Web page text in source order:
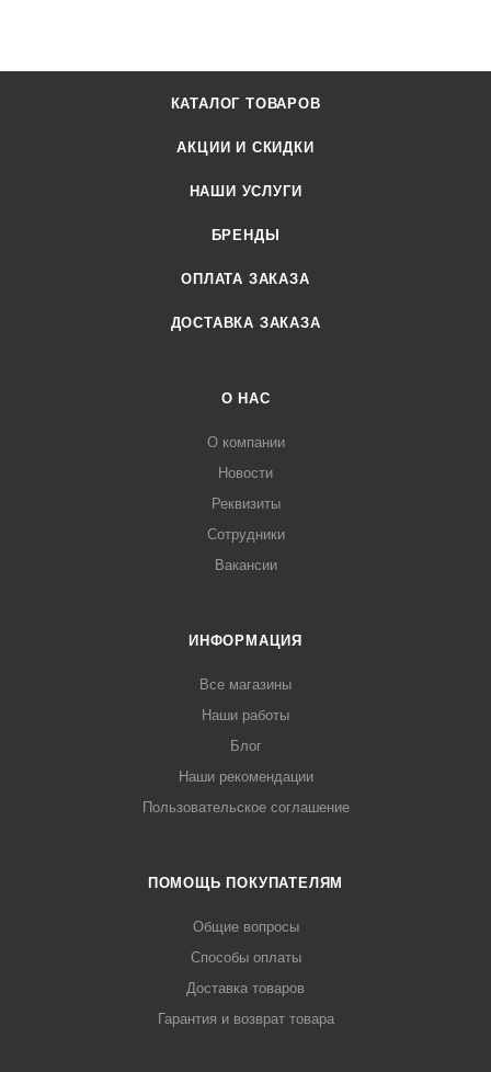
КАТАЛОГ ТОВАРОВ
АКЦИИ И СКИДКИ
НАШИ УСЛУГИ
БРЕНДЫ
ОПЛАТА ЗАКАЗА
ДОСТАВКА ЗАКАЗА
О НАС
О компании
Новости
Реквизиты
Сотрудники
Вакансии
ИНФОРМАЦИЯ
Все магазины
Наши работы
Блог
Наши рекомендации
Пользовательское соглашение
ПОМОЩЬ ПОКУПАТЕЛЯМ
Общие вопросы
Способы оплаты
Доставка товаров
Гарантия и возврат товара